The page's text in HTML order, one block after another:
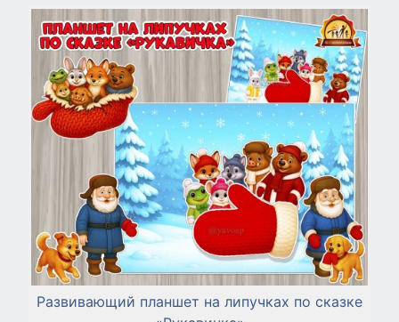
Развивающий планшет на липучках по сказке